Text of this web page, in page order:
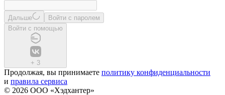
Дальше
Войти с паролем
Войти с помощью
+ 3
Продолжая, вы принимаете политику конфиденциальности
и правила сервиса
© 2026 ООО «Хэдхантер»